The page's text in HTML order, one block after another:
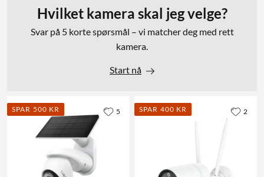
Hvilket kamera skal jeg velge?
Svar på 5 korte spørsmål – vi matcher deg med rett
kamera.
Start nå
SPAR 500 KR 5 SPAR 400 KR 2